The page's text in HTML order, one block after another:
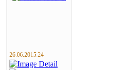
26.06.2015.24